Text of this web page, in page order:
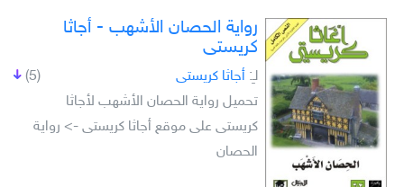
رواية الحصان الأشهب - أجاثا
كريستى
(5) لـِ: أجاثا كريستى
تحميل رواية الحصان الأشهب لأجاثا
كريستى على موقع أجاثا كريستى -> رواية
الحصان